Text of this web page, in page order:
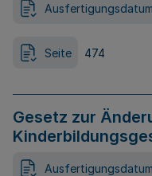
Ausfertigungsdatum
Seite 474
Gesetz zur
Ausfertigungsdatum